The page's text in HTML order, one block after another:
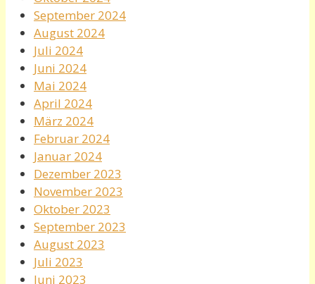
September 2024
August 2024
Juli 2024
Juni 2024
Mai 2024
April 2024
März 2024
Februar 2024
Januar 2024
Dezember 2023
November 2023
Oktober 2023
September 2023
August 2023
Juli 2023
Juni 2023